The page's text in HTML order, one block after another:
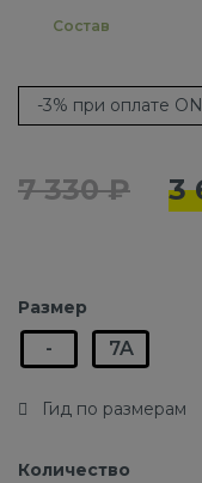
Состав
-3% при оплате
7 330 ₽ 3
Размер
- 7A
Гид по размерам
Количество